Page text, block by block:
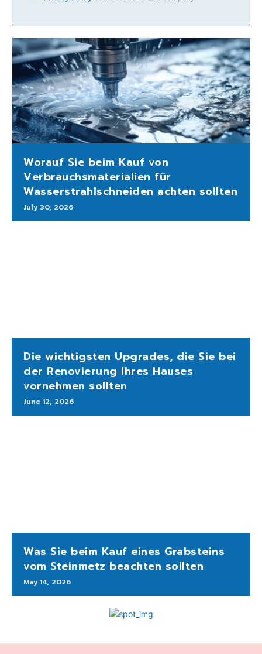
Worauf Sie beim Kauf von
Verbrauchsmaterialien für
Wasserstrahlschneiden achten sollten
July 30, 2026
Die wichtigsten Upgrades, die Sie bei
der Renovierung Ihres Hauses
vornehmen sollten
June 12, 2026
Was Sie beim Kauf eines Grabsteins
vom Steinmetz beachten sollten
May 14, 2026